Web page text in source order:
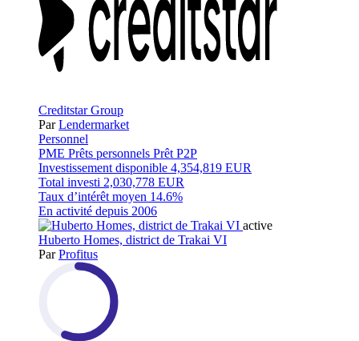
Creditstar Group
ParLendermarket
Personnel
PME Prêts personnels Prêt P2P
Investissement disponible 4,354,819 EUR
Total investi 2,030,778 EUR
Taux d’intérêt moyen 14.6%
En activité depuis 2006
active
Huberto Homes, district de Trakai VI
ParProfitus